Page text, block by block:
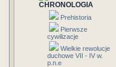
CHRONOLOGIA
Prehistoria
Pierwsze
cywilizacje
Wielkie rewolucje
duchowe VII - IV w.
p.n.e